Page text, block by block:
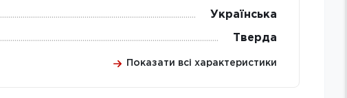
Українська
Тверда
Показати всі характеристики